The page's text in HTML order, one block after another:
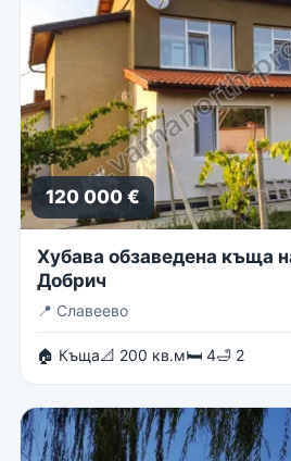
120 000 €
Хубава обзаведена къща
Добрич
📍 Славеево
🏠 Къща📐 200 кв.м🛏 4🛁 2